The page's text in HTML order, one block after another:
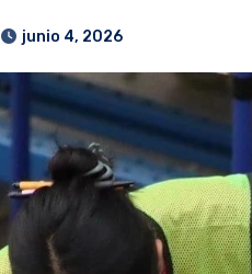
junio 4, 2026